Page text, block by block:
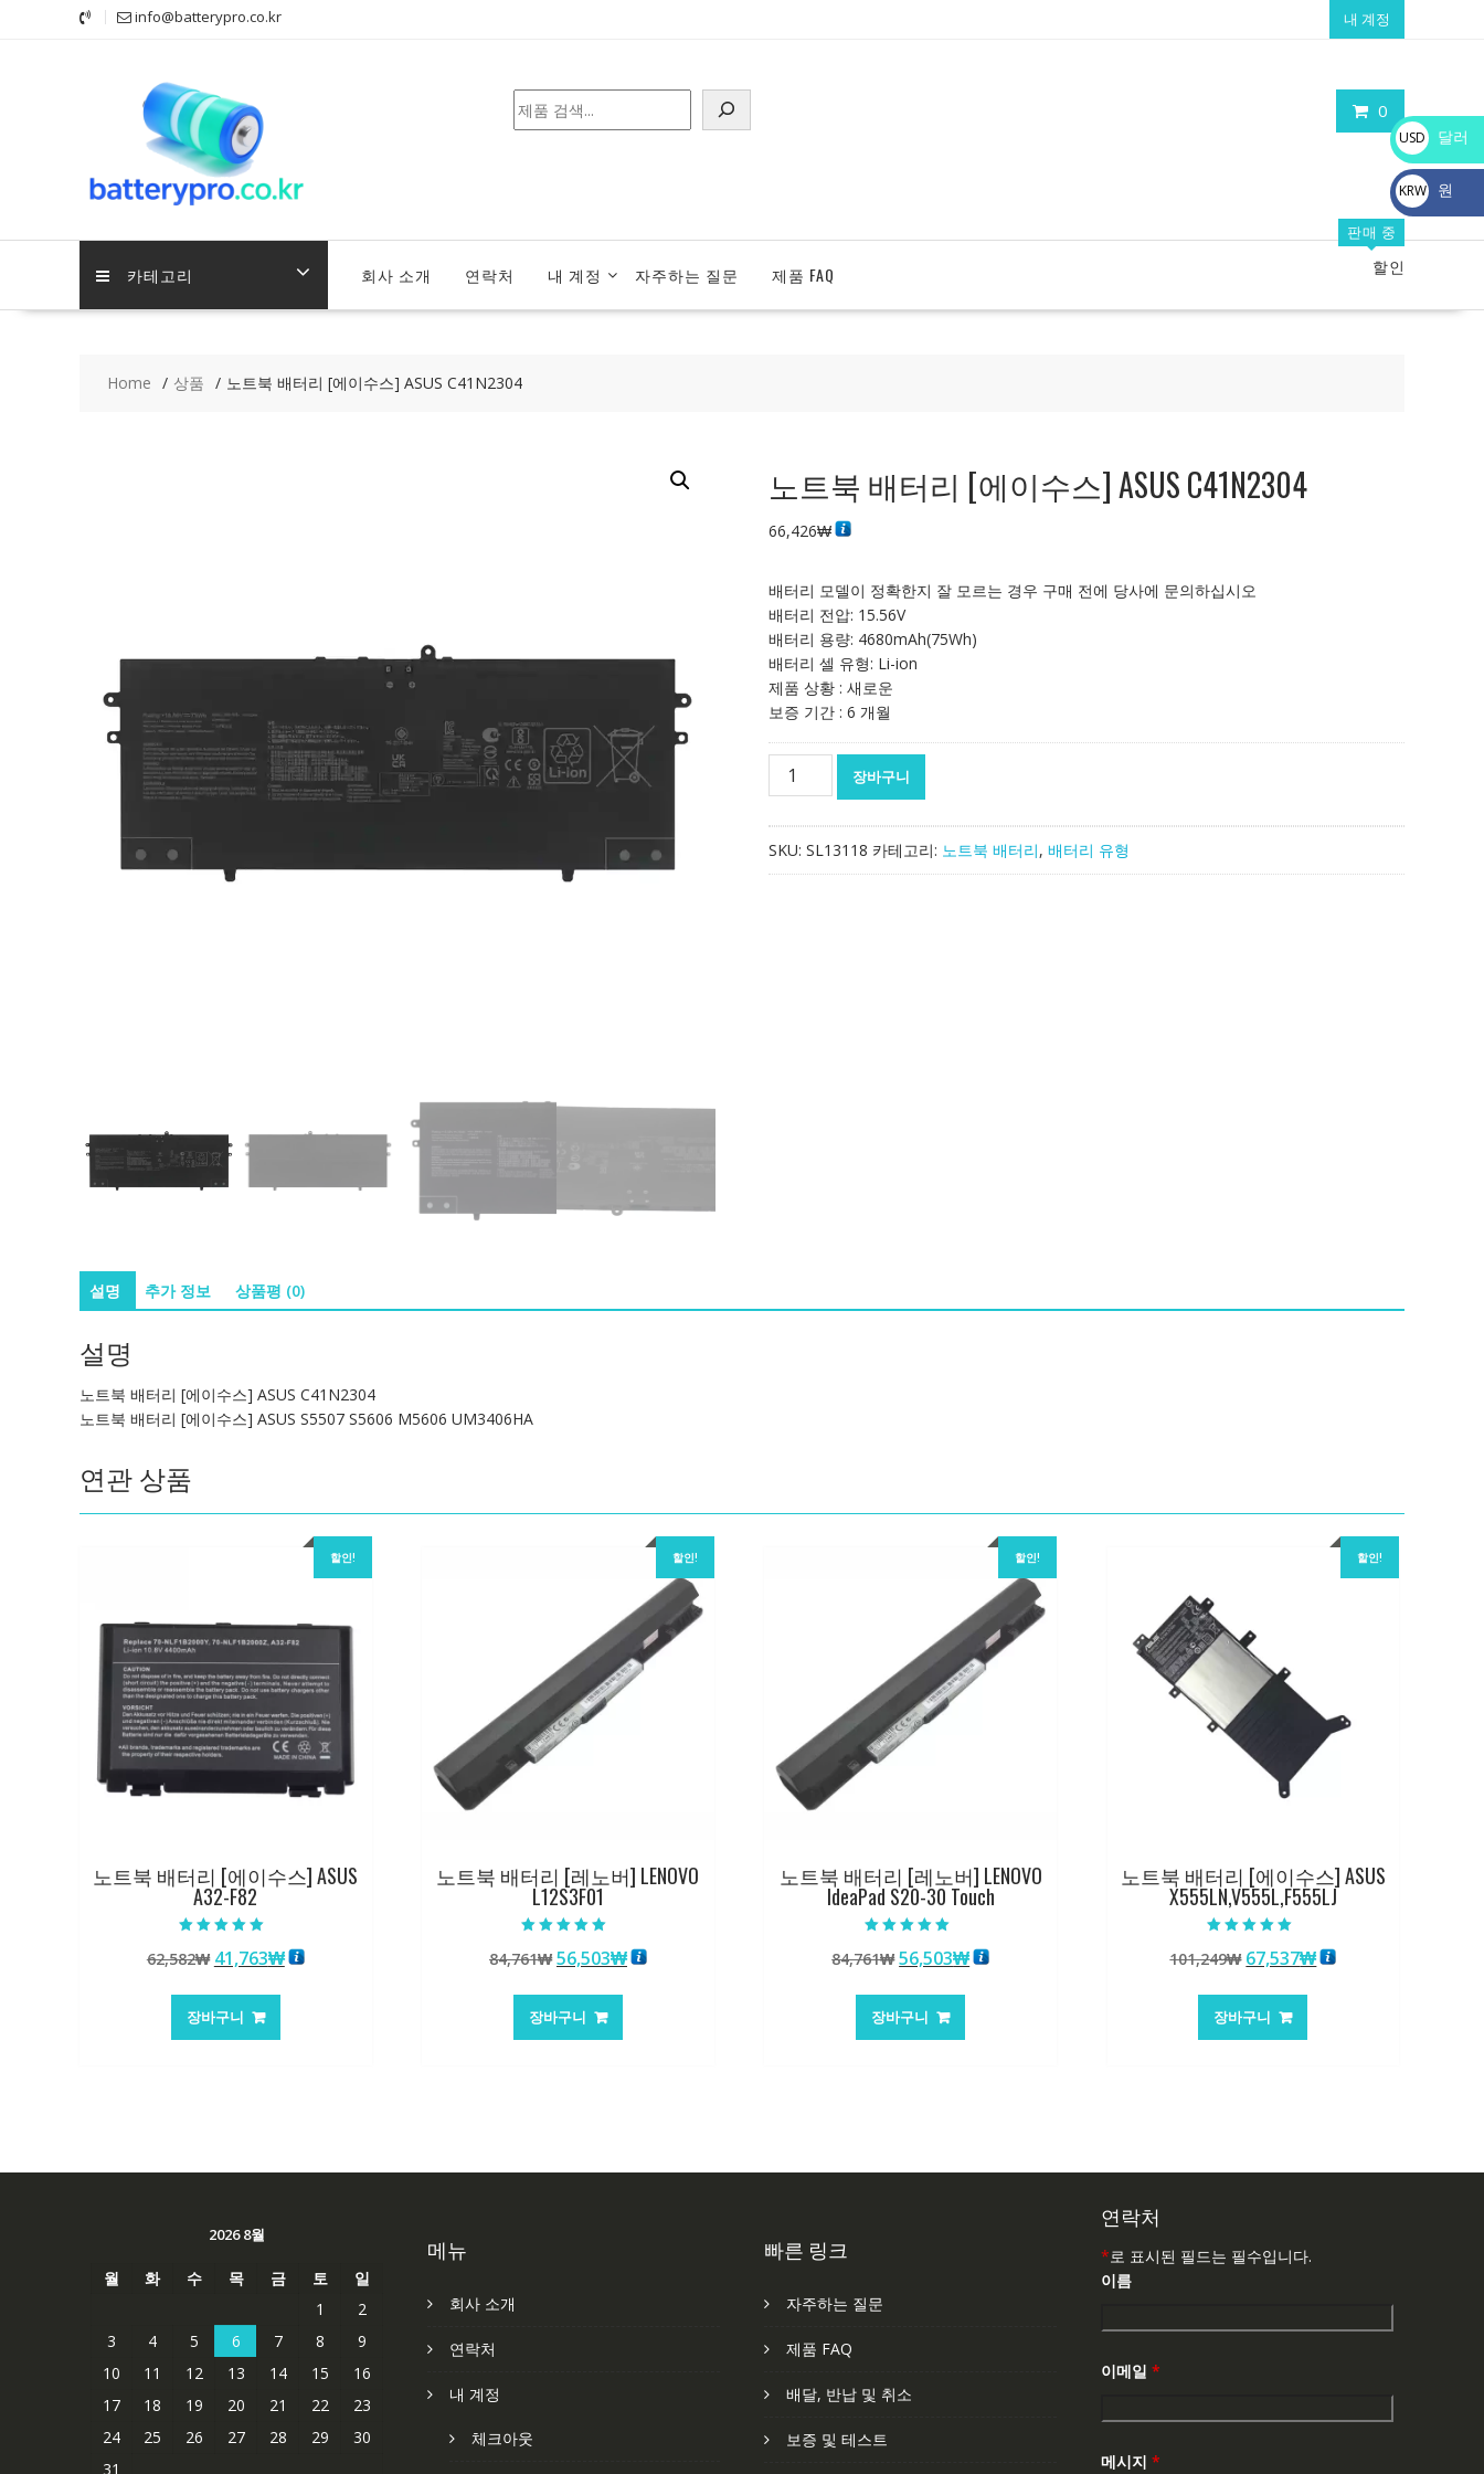
info@batterypro.co.kr 내 계정
0
검
색
카테고리 회사 소개 연락처 내 계정 자주하는 질문 제품 FAQ
판매 중
할인
Home 상품 노트북 배터리 [에이수스] ASUS C41N2304
노트북 배터리 [에이수스] ASUS C41N2304
66,426₩
배터리 모델이 정확한지 잘 모르는 경우 구매 전에 당사에 문의하십시오
배터리 전압: 15.56V
배터리 용량: 4680mAh(75Wh)
배터리 셀 유형: Li-ion
제품 상황 : 새로운
보증 기간 : 6 개월
터
장바구니
SKU: SL13118 카테고리: 노트북 배터리, 배터리 유형
설명 추가 정보 상품평 (0)
설명
노트북 배터리 [에이수스] ASUS C41N2304
노트북 배터리 [에이수스] ASUS S5507 S5606 M5606 UM3406HA
연관 상품
할인!
노트북 배터리 [에이수스] ASUS
A32-F82
5.00
로 평가됨
62,582₩ 원
가
격:
41,763₩현
장바구니
할인!
노트북 배터리 [레노버] LENOVO
L12S3F01
5.00
로 평가됨
84,761₩ 원
가
격:
56,503₩현
장바구니
할인!
노트북 배터리 [레노버] LENOVO
IdeaPad S20-30 Touch
5.00
로 평가됨
84,761₩ 원
가
격:
56,503₩현
장바구니
할인!
노트북 배터리 [에이수스] ASUS
X555LN,V555L,F555LJ
5.00
로 평가됨
101,249₩ 원
가
격:
67,537₩현
장바구니
2026 8월
월 화 수 목 금 토
일
1
2
3
4 5 6 7 8
9
10
11 12 13 14 15
16
17
18 19 20 21 22
23
24
25 26 27 28 29
30
31
메뉴
회사 소개
연락처
내 계정
체크아웃
빠른 링크
자주하는 질문
제품 FAQ
배달, 반납 및 취소
보증 및 테스트
연락처
*로 표시된 필드는 필수입니다.
이름
이메일 *
메시지 *
USD
$
달러
KRW
₩
원